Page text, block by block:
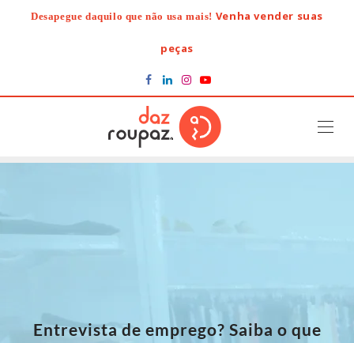
Desapegue daquilo que não usa mais! Venha vender suas
peças
Entrevista de emprego? Saiba o que